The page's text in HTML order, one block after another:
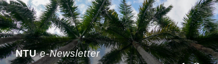
NTUe-Newsletter